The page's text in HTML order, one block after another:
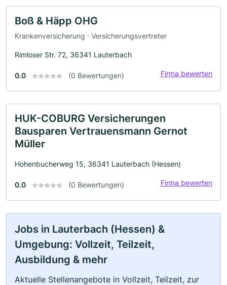
Boß & Häpp OHG
Krankenversicherung · Versicherungsvertreter
Rimloser Str. 72, 36341 Lauterbach
0.0 (0 Bewertungen) Firma bewerten
HUK-COBURG Versicherungen
Bausparen Vertrauensmann Gernot
Müller
Hohenbucherweg 15, 36341 Lauterbach (Hessen)
0.0 (0 Bewertungen) Firma bewerten
Jobs in Lauterbach (Hessen) &
Umgebung: Vollzeit, Teilzeit,
Ausbildung & mehr
Aktuelle Stellenangebote in Vollzeit, Teilzeit, zur